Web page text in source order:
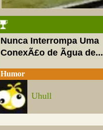
Nunca Interrompa Uma
ConexÃ£o de Ãgua de...
Humor
Uhull